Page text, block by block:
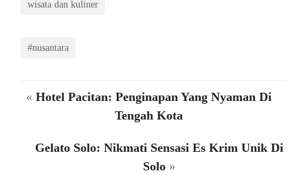
wisata dan kuliner
#nusantara
« Hotel Pacitan: Penginapan Yang Nyaman Di
Tengah Kota
Gelato Solo: Nikmati Sensasi Es Krim Unik Di
Solo »